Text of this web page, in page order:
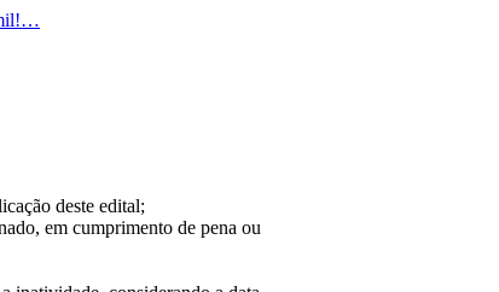
deste edital;
em cumprimento de pena ou